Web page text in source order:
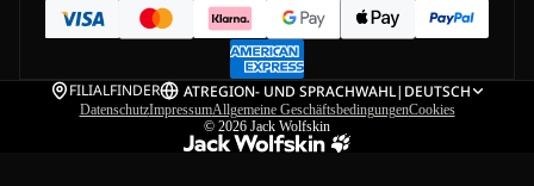
FILIALFINDER ATREGION- UND SPRACHWAHL| DEUTSCH
DatenschutzImpressumAllgemeine GeschäftsbedingungenCookies
© 2026 Jack Wolfskin